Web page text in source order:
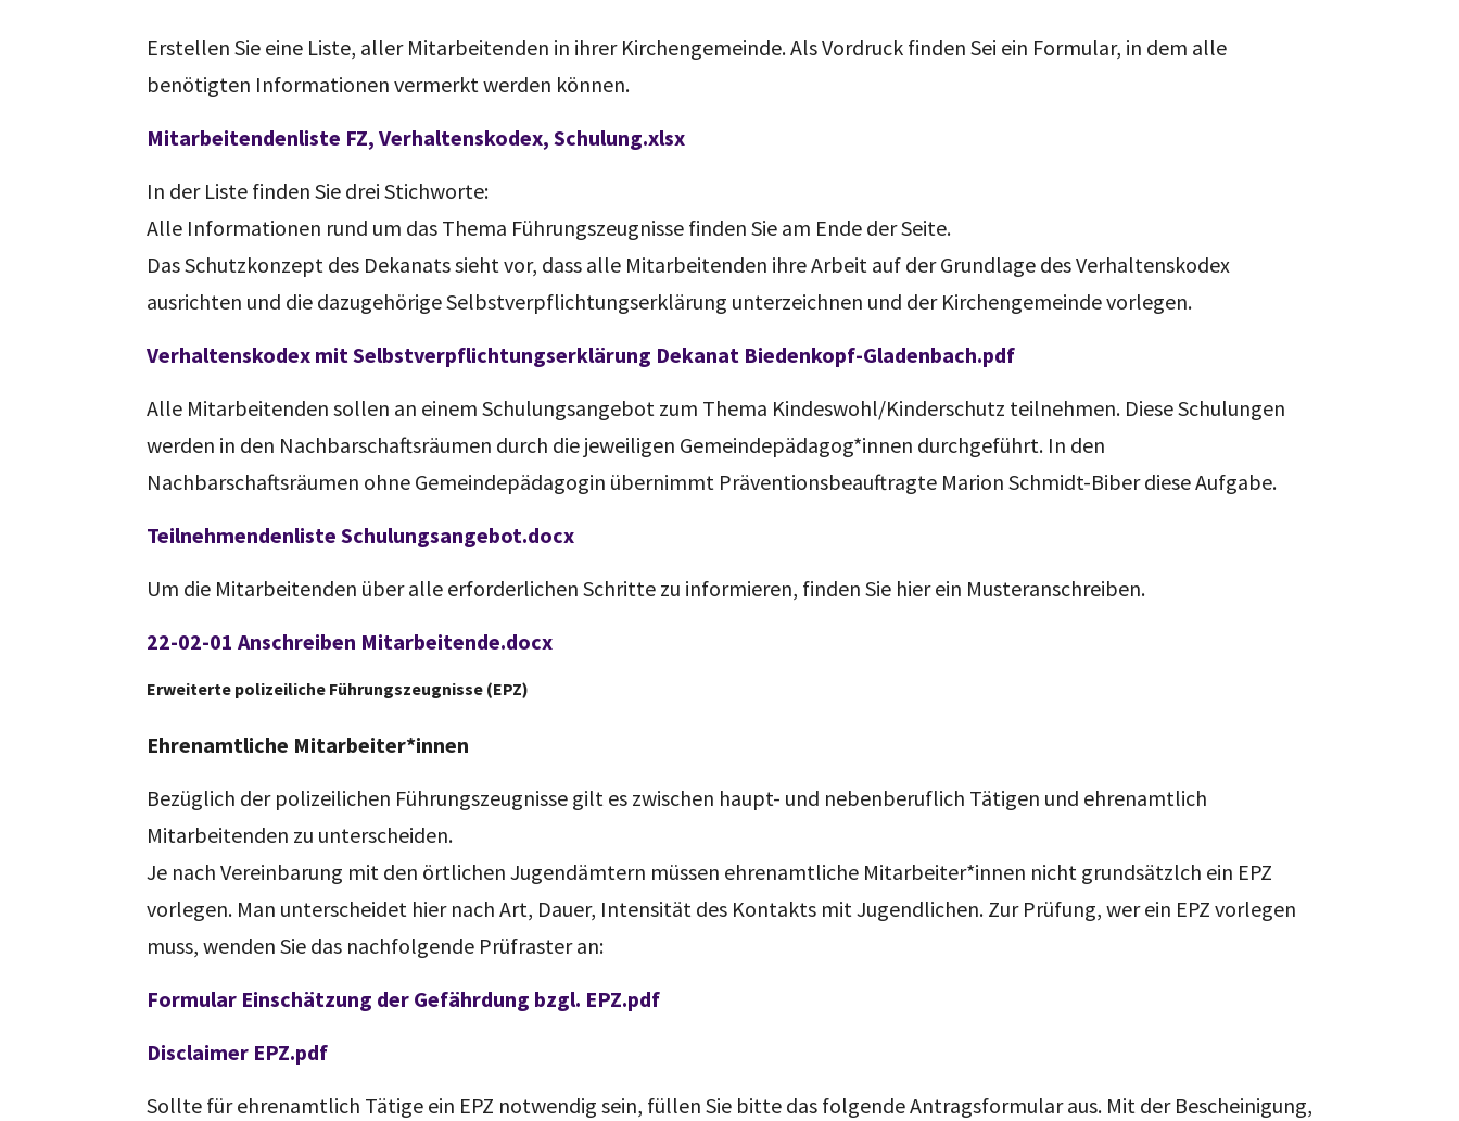
Erstellen Sie eine Liste, aller Mitarbeitenden in ihrer Kirchengemeinde. Als Vordruck finden Sei ein Formular, in dem alle
benötigten Informationen vermerkt werden können.
Mitarbeitendenliste FZ, Verhaltenskodex, Schulung.xlsx
In der Liste finden Sie drei Stichworte:
Alle Informationen rund um das Thema Führungszeugnisse finden Sie am Ende der Seite.
Das Schutzkonzept des Dekanats sieht vor, dass alle Mitarbeitenden ihre Arbeit auf der Grundlage des Verhaltenskodex
ausrichten und die dazugehörige Selbstverpflichtungserklärung unterzeichnen und der Kirchengemeinde vorlegen.
Verhaltenskodex mit Selbstverpflichtungserklärung Dekanat Biedenkopf-Gladenbach.pdf
Alle Mitarbeitenden sollen an einem Schulungsangebot zum Thema Kindeswohl/Kinderschutz teilnehmen. Diese Schulungen
werden in den Nachbarschaftsräumen durch die jeweiligen Gemeindepädagog*innen durchgeführt. In den
Nachbarschaftsräumen ohne Gemeindepädagogin übernimmt Präventionsbeauftragte Marion Schmidt-Biber diese Aufgabe.
Teilnehmendenliste Schulungsangebot.docx
Um die Mitarbeitenden über alle erforderlichen Schritte zu informieren, finden Sie hier ein Musteranschreiben.
22-02-01 Anschreiben Mitarbeitende.docx
Erweiterte polizeiliche Führungszeugnisse (EPZ)
Ehrenamtliche Mitarbeiter*innen
Bezüglich der polizeilichen Führungszeugnisse gilt es zwischen haupt- und nebenberuflich Tätigen und ehrenamtlich
Mitarbeitenden zu unterscheiden.
Je nach Vereinbarung mit den örtlichen Jugendämtern müssen ehrenamtliche Mitarbeiter*innen nicht grundsätzlch ein EPZ
vorlegen. Man unterscheidet hier nach Art, Dauer, Intensität des Kontakts mit Jugendlichen. Zur Prüfung, wer ein EPZ vorlegen
muss, wenden Sie das nachfolgende Prüfraster an:
Formular Einschätzung der Gefährdung bzgl. EPZ.pdf
Disclaimer EPZ.pdf
Sollte für ehrenamtlich Tätige ein EPZ notwendig sein, füllen Sie bitte das folgende Antragsformular aus. Mit der Bescheinigung,